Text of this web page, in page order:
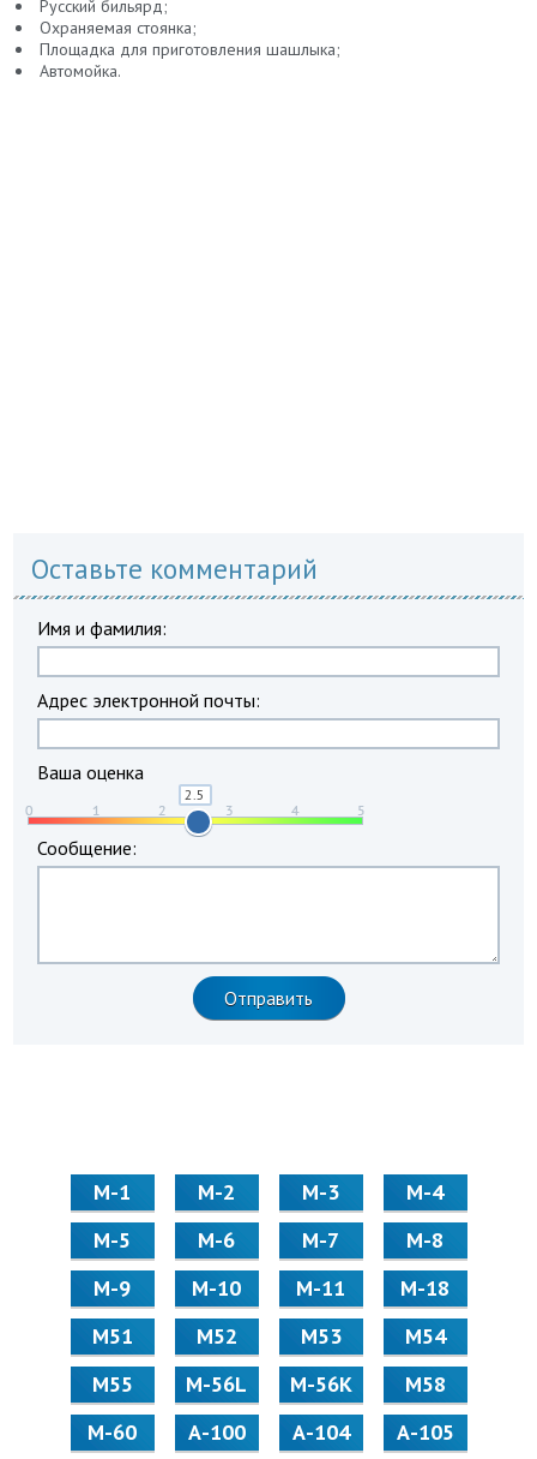
Русский бильярд;
Охраняемая стоянка;
Площадка для приготовления шашлыка;
Автомойка.
Оставьте комментарий
Имя и фамилия:
Адрес электронной почты:
Ваша оценка
Сообщение:
М-1 М-2 М-3
М-4
М-5
М-6 М-7
М-8
М-9
М-10 М-11
М-18
М51
М52 М53
М54
М55
M-56L M-56K
М58
M-60
А-100 А-104
А-105